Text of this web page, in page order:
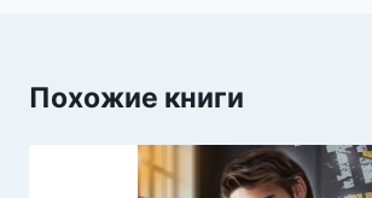
Похожие книги